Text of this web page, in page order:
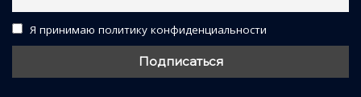
Я принимаю политику конфиденциальности